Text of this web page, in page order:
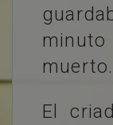
muerto.
El